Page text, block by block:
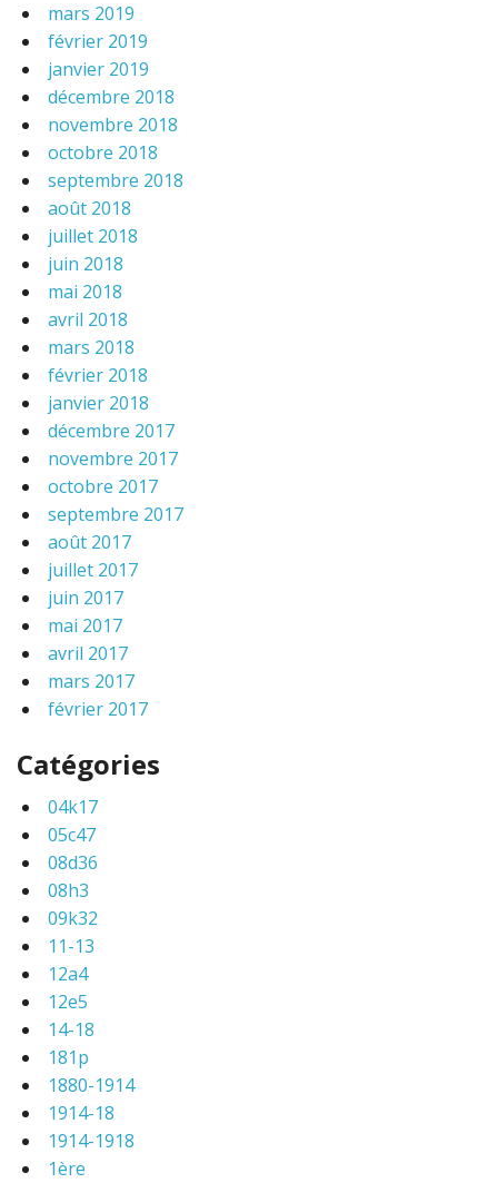
mars 2019
février 2019
janvier 2019
décembre 2018
novembre 2018
octobre 2018
septembre 2018
août 2018
juillet 2018
juin 2018
mai 2018
avril 2018
mars 2018
février 2018
janvier 2018
décembre 2017
novembre 2017
octobre 2017
septembre 2017
août 2017
juillet 2017
juin 2017
mai 2017
avril 2017
mars 2017
février 2017
Catégories
04k17
05c47
08d36
08h3
09k32
11-13
12a4
12e5
14-18
181p
1880-1914
1914-18
1914-1918
1ère